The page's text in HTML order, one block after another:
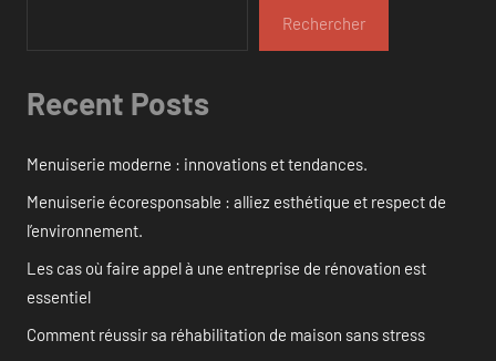
Rechercher
Recent Posts
Menuiserie moderne : innovations et tendances.
Menuiserie écoresponsable : alliez esthétique et respect de
l’environnement.
Les cas où faire appel à une entreprise de rénovation est
essentiel
Comment réussir sa réhabilitation de maison sans stress